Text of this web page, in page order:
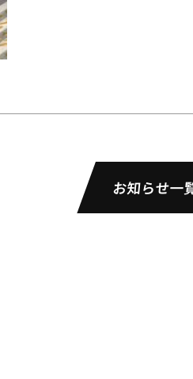
お知らせ一